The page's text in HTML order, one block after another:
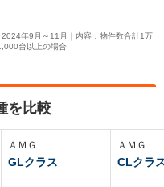
年9月～11月｜内容：物件数合計1万
台以上の場合
を比較
ＡＭＧ
GLクラス
ＡＭＧ
CLクラ